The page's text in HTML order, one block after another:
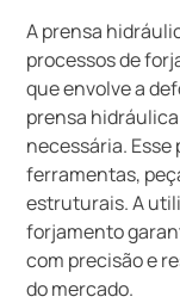
A prensa
processos de
que envolve a
prensa
necessária.
ferramentas,
estruturais. A
forjamento
com precisão e
do mercado.